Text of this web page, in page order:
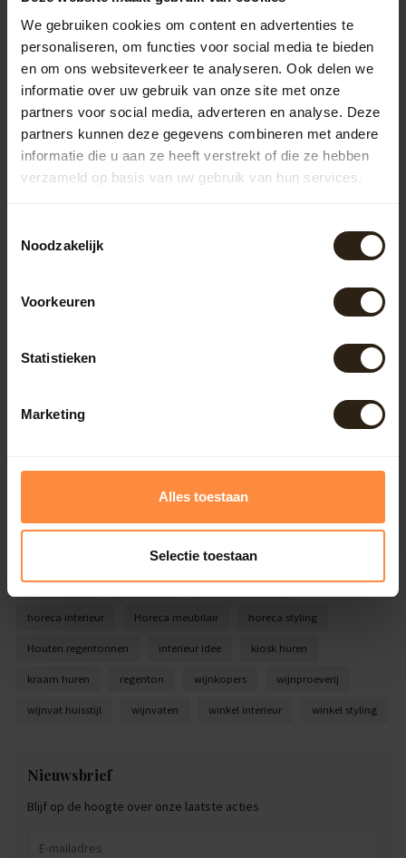
We gebruiken cookies om content en advertenties te
personaliseren, om functies voor social media te bieden
en om ons websiteverkeer te analyseren. Ook delen we
informatie over uw gebruik van onze site met onze
partners voor social media, adverteren en analyse. Deze
partners kunnen deze gegevens combineren met andere
informatie die u aan ze heeft verstrekt of die ze hebben
verzameld op basis van uw gebruik van hun services.
Noodzakelijk
Voorkeuren
Statistieken
Marketing
Alles toestaan
Selectie toestaan
bar ook op bestemming?
Groetjes
Florence
Recente artikelen
21-11-2022
Wat te doen met een houten regenton in de winter
2 Reacties
Een regenton aansluiten op de regenpijp
24-08-2022
5 redenen om voor een houten regenton te kiezen
Bar ontwerp barkrukken foodtruck huren
horeca interieur Horeca meubilair horeca styling
Houten regentonnen interieur idee kiosk huren
kraam huren regenton wijnkopers wijnproeverij
wijnvat huisstijl wijnvaten winkel interieur winkel styling
Nieuwsbrief
Blijf op de hoogte over onze laatste acties